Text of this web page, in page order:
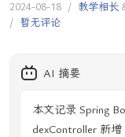
2024-08-18 / 教学相长
/ 暂无评论
AI 摘要
本文记录 Spring
dexController 新